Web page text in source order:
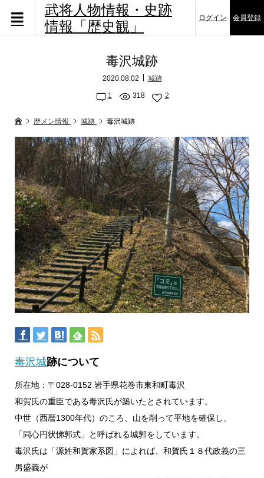
武将人物情報・史跡
情報「歴史観」
ログイン 会員登録
毒沢城跡
2020.08.02 城跡
1 318 2
歴メン情報 城跡 毒沢城跡
毒沢城跡について
所在地：〒028-0152 岩手県花巻市東和町毒沢
和賀氏の重臣である毒沢氏が築いたとされています。
中世（西暦1300年代）のころ、山を削って平地を確保し、
「同心円状悌郭式」と呼ばれる城郭をしています。
毒沢氏は「源姓和賀家系図」によれば、和賀氏１８代政義の三
男盛義が